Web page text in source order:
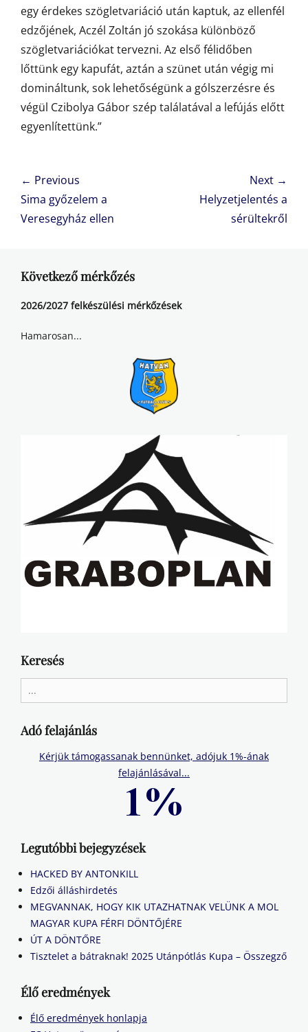
egy érdekes szögletvariáció után kaptuk, az ellenfél
edzőjének, Aczél Zoltán jó szokása különböző
szögletvariációkat tervezni. Az első félidőben
lőttünk egy kapufát, aztán a szünet után végig mi
domináltunk, sok lehetőségünk a gólszerzésre és
végül Czibolya Gábor szép találatával a lefújás előtt
egyenlítettünk.”
Bejegyzés
navigáció
← Previous
Previous
post:
Sima győzelem a
Veresegyház ellen
Next →
Helyzetjelentés a
sérültekről
Következő mérkőzés
2026/2027 felkészülési mérkőzések
Hamarosan...
Keresés
for:
Adó felajánlás
Kérjük támogassanak bennünket, adójuk 1%-ának
felajánlásával...
Legutóbbi bejegyzések
HACKED BY ANTONKILL
Edzői álláshirdetés
MEGVANNAK, HOGY KIK UTAZHATNAK VELÜNK A MOL
MAGYAR KUPA FÉRFI DÖNTŐJÉRE
ÚT A DÖNTŐRE
Tisztelet a bátraknak! 2025 Utánpótlás Kupa – Összegző
Élő eredmények
Élő eredmények honlapja